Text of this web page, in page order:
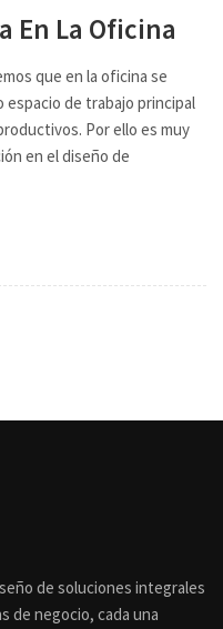
En La Oficina
que en la oficina se
de trabajo principal
Por ello es muy
en el diseño de
de soluciones integrales
de negocio, cada una